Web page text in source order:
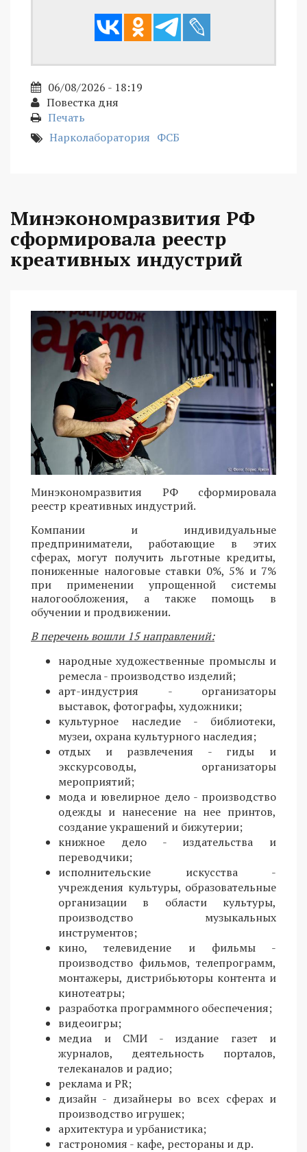
06/08/2026 - 18:19
Повестка дня
Печать
Нарколаборатория ФСБ
Минэкономразвития РФ
сформировала реестр
креативных индустрий
Минэкономразвития РФ сформировала
реестр креативных индустрий.
Компании и индивидуальные
предприниматели, работающие в этих
сферах, могут получить льготные кредиты,
пониженные налоговые ставки 0%, 5% и 7%
при применении упрощенной системы
налогообложения, а также помощь в
обучении и продвижении.
В перечень вошли 15 направлений:
народные художественные промыслы и
ремесла - производство изделий;
арт-индустрия - организаторы
выставок, фотографы, художники;
культурное наследие - библиотеки,
музеи, охрана культурного наследия;
отдых и развлечения - гиды и
экскурсоводы, организаторы
мероприятий;
мода и ювелирное дело - производство
одежды и нанесение на нее принтов,
создание украшений и бижутерии;
книжное дело - издательства и
переводчики;
исполнительские искусства -
учреждения культуры, образовательные
организации в области культуры,
производство музыкальных
инструментов;
кино, телевидение и фильмы -
производство фильмов, телепрограмм,
монтажеры, дистрибьюторы контента и
кинотеатры;
разработка программного обеспечения;
видеоигры;
медиа и СМИ - издание газет и
журналов, деятельность порталов,
телеканалов и радио;
реклама и PR;
дизайн - дизайнеры во всех сферах и
производство игрушек;
архитектура и урбанистика;
гастрономия - кафе, рестораны и др.